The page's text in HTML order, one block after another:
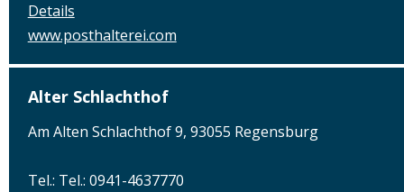
Details
www.posthalterei.com
Alter Schlachthof
Am Alten Schlachthof 9, 93055 Regensburg
Tel.: Tel.: 0941-4637770